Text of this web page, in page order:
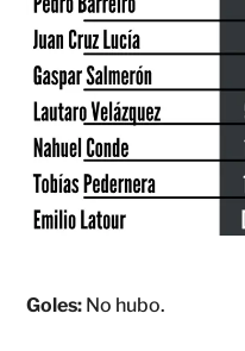
Goles: No hubo.